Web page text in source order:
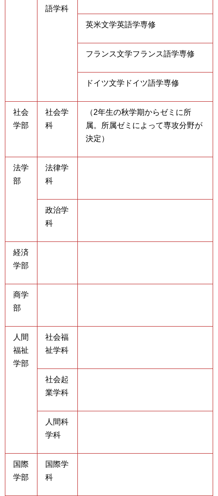
語学科
英米文学英語学専修
フランス文学フランス語学専修
ドイツ文学ドイツ語学専修
社会
学部
社会学
科
（2年生の秋学期からゼミに所
属。所属ゼミによって専攻分野が
決定）
法学
部
法律学
科
政治学
科
経済
学部
商学
部
人間
福祉
学部
社会福
祉学科
社会起
業学科
人間科
学科
国際
学部
国際学
科